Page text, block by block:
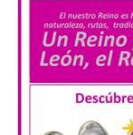
Europea ha
programa de
marco único
programa […]